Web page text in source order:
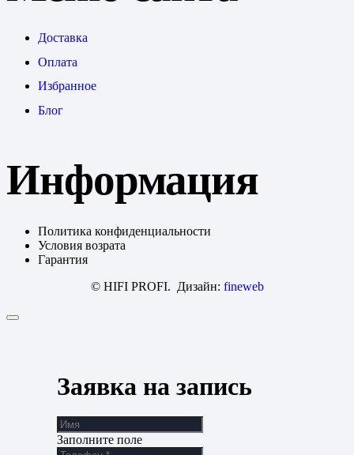
Доставка
Оплата
Избранное
Блог
Информация
Политика конфиденциальности
Условия возрата
Гарантия
© HIFI PROFI. Дизайн: fineweb
Заявка на запись
Заполните поле